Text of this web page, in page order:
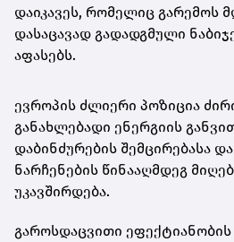
დაიკავეს, რომელიც გარემოს
დასაცავად გადადგმული
აფასებს.
ევროპის ძლიერი პოზიცია
განახლებადი ენერგიის
დაბინძურების შემცირებასა
ნარჩენების წინააღმდეგ
უკავშირდება.
გაროსდაცვითი